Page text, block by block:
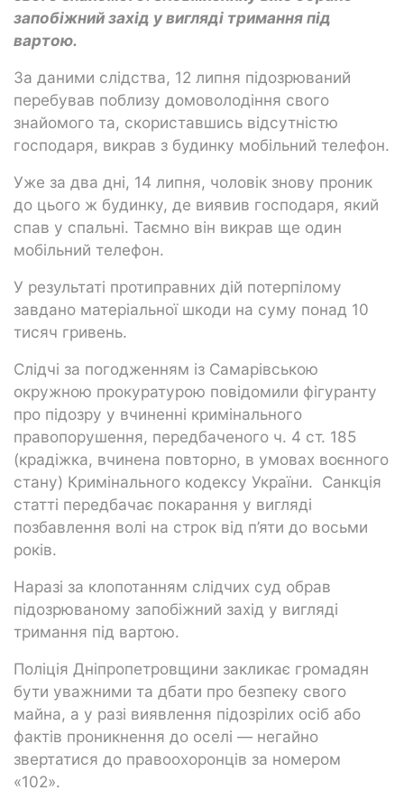
запобіжний захід у вигляді тримання під
вартою.
За даними слідства, 12 липня підозрюваний
перебував поблизу домоволодіння свого
знайомого та, скориставшись відсутністю
господаря, викрав з будинку мобільний телефон.
Уже за два дні, 14 липня, чоловік знову проник
до цього ж будинку, де виявив господаря, який
спав у спальні. Таємно він викрав ще один
мобільний телефон.
У результаті протиправних дій потерпілому
завдано матеріальної шкоди на суму понад 10
тисяч гривень.
Слідчі за погодженням із Самарівською
окружною прокуратурою повідомили фігуранту
про підозру у вчиненні кримінального
правопорушення, передбаченого ч. 4 ст. 185
(крадіжка, вчинена повторно, в умовах воєнного
стану) Кримінального кодексу України. Санкція
статті передбачає покарання у вигляді
позбавлення волі на строк від п’яти до восьми
років.
Наразі за клопотанням слідчих суд обрав
підозрюваному запобіжний захід у вигляді
тримання під вартою.
Поліція Дніпропетровщини закликає громадян
бути уважними та дбати про безпеку свого
майна, а у разі виявлення підозрілих осіб або
фактів проникнення до оселі — негайно
звертатися до правоохоронців за номером
«102».